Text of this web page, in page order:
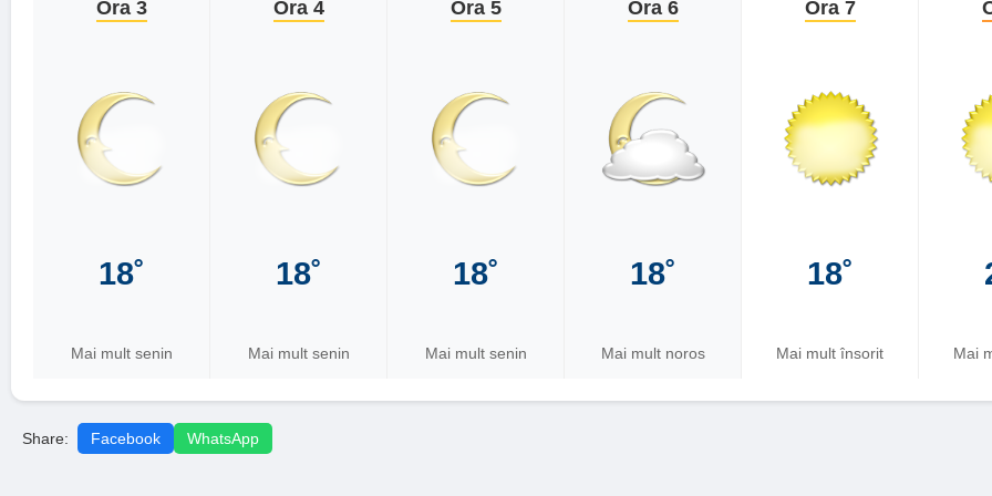
Ora 3
18˚
Mai mult senin
Ora 4
18˚
Mai mult senin
Ora 5
18˚
Mai mult senin
Ora 6
18˚
Mai mult noros
Ora 7
18˚
Mai mult însorit Mai
Share: Facebook WhatsApp